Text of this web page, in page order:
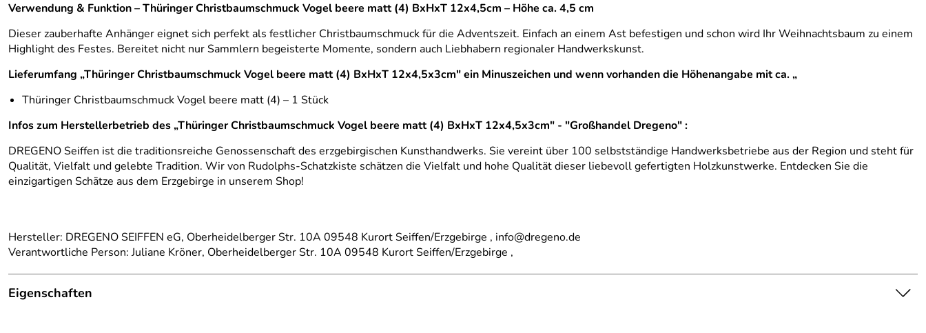
Verwendung & Funktion – Thüringer Christbaumschmuck Vogel beere matt (4) BxHxT 12x4,5cm – Höhe ca. 4,5 cm
Dieser zauberhafte Anhänger eignet sich perfekt als festlicher Christbaumschmuck für die Adventszeit. Einfach an einem Ast befestigen und schon wird Ihr Weihnachtsbaum zu einem
Highlight des Festes. Bereitet nicht nur Sammlern begeisterte Momente, sondern auch Liebhabern regionaler Handwerkskunst.
Lieferumfang „Thüringer Christbaumschmuck Vogel beere matt (4) BxHxT 12x4,5x3cm" ein Minuszeichen und wenn vorhanden die Höhenangabe mit ca. „
Thüringer Christbaumschmuck Vogel beere matt (4) – 1 Stück
Infos zum Herstellerbetrieb des „Thüringer Christbaumschmuck Vogel beere matt (4) BxHxT 12x4,5x3cm" - "Großhandel Dregeno" :
DREGENO Seiffen ist die traditionsreiche Genossenschaft des erzgebirgischen Kunsthandwerks. Sie vereint über 100 selbstständige Handwerksbetriebe aus der Region und steht für
Qualität, Vielfalt und gelebte Tradition. Wir von Rudolphs-Schatzkiste schätzen die Vielfalt und hohe Qualität dieser liebevoll gefertigten Holzkunstwerke. Entdecken Sie die
einzigartigen Schätze aus dem Erzgebirge in unserem Shop!
Hersteller: DREGENO SEIFFEN eG, Oberheidelberger Str. 10A 09548 Kurort Seiffen/Erzgebirge , info@dregeno.de
Verantwortliche Person: Juliane Kröner, Oberheidelberger Str. 10A 09548 Kurort Seiffen/Erzgebirge ,
Eigenschaften